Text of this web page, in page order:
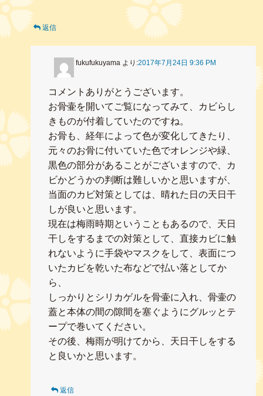
返信
fukufukuyama より:2017年7月24日 9:36 PM
コメントありがとうございます。
お骨壷を開いてご覧になってみて、カビらし
きものが付着していたのですね。
お骨も、経年によって色が変化してきたり、
元々のお骨に付いていた色でオレンジや緑、
黒色の部分があることがございますので、カ
ビかどうかの判断は難しいかと思いますが、
当面のカビ対策としては、晴れた日の天日干
しが良いと思います。
現在は梅雨時期ということもあるので、天日
干しをするまでの対策として、直接カビに触
れないように手袋やマスクをして、表面につ
いたカビを乾いた布などで払い落としてか
ら、
しっかりとシリカゲルを骨壷に入れ、骨壷の
蓋と本体の間の隙間を塞ぐようにグルッとテ
ープで巻いてください。
その後、梅雨が明けてから、天日干しをする
と良いかと思います。
返信